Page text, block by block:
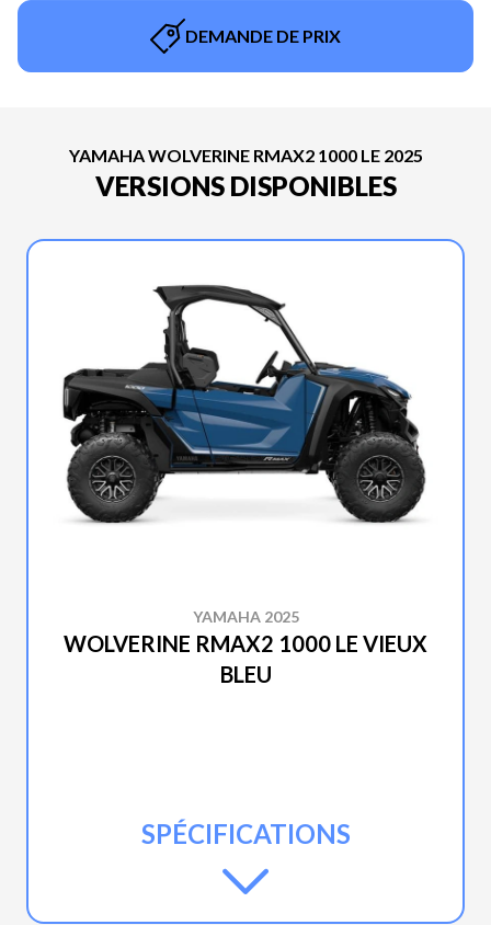
DEMANDE DE PRIX
YAMAHA WOLVERINE RMAX2 1000 LE 2025
VERSIONS DISPONIBLES
YAMAHA 2025
WOLVERINE RMAX2 1000 LE VIEUX
BLEU
SPÉCIFICATIONS